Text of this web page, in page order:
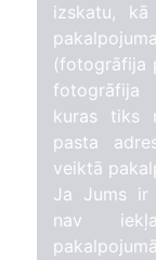
izskatu,
(fotogrāfija
fotogrāfija
kuras tiks
pasta
veiktā
Ja Jums ir
nav